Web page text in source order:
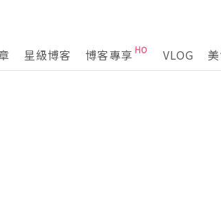
星級博客 博客專享 VLOG